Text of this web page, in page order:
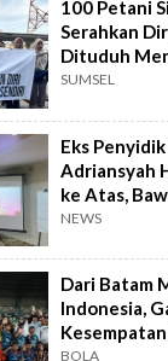
100 Petani
Serahkan
Dituduh
SUMSEL
Eks
Adriansyah
ke Atas,
NEWS
Dari Batam
Indonesia,
BOLA